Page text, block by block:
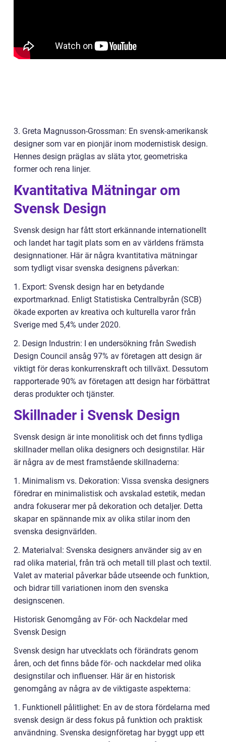
3. Greta Magnusson-Grossman: En svensk-amerikansk
designer som var en pionjär inom modernistisk design.
Hennes design präglas av släta ytor, geometriska
former och rena linjer.
Kvantitativa Mätningar om
Svensk Design
Svensk design har fått stort erkännande internationellt
och landet har tagit plats som en av världens främsta
designnationer. Här är några kvantitativa mätningar
som tydligt visar svenska designens påverkan:
1. Export: Svensk design har en betydande
exportmarknad. Enligt Statistiska Centralbyrån (SCB)
ökade exporten av kreativa och kulturella varor från
Sverige med 5,4% under 2020.
2. Design Industrin: I en undersökning från Swedish
Design Council ansåg 97% av företagen att design är
viktigt för deras konkurrenskraft och tillväxt. Dessutom
rapporterade 90% av företagen att design har förbättrat
deras produkter och tjänster.
Skillnader i Svensk Design
Svensk design är inte monolitisk och det finns tydliga
skillnader mellan olika designers och designstilar. Här
är några av de mest framstående skillnaderna:
1. Minimalism vs. Dekoration: Vissa svenska designers
föredrar en minimalistisk och avskalad estetik, medan
andra fokuserar mer på dekoration och detaljer. Detta
skapar en spännande mix av olika stilar inom den
svenska designvärlden.
2. Materialval: Svenska designers använder sig av en
rad olika material, från trä och metall till plast och textil.
Valet av material påverkar både utseende och funktion,
och bidrar till variationen inom den svenska
designscenen.
Historisk Genomgång av För- och Nackdelar med
Svensk Design
Svensk design har utvecklats och förändrats genom
åren, och det finns både för- och nackdelar med olika
designstilar och influenser. Här är en historisk
genomgång av några av de viktigaste aspekterna:
1. Funktionell pålitlighet: En av de stora fördelarna med
svensk design är dess fokus på funktion och praktisk
användning. Svenska designföretag har byggt upp ett